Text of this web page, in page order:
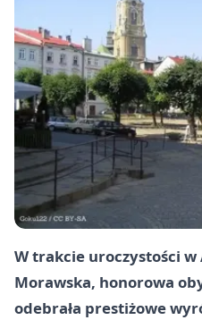
W trakcie uroczystości
Morawska, honorowa
odebrała prestiżowe